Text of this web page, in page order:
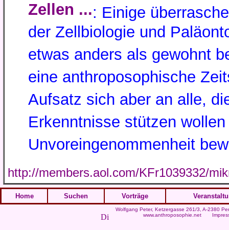
Zellen ...: Einige
der Zellbiologie und
etwas anders als gewohnt
eine anthroposophische
Aufsatz sich aber an alle,
Erkenntnisse stützen
Unvoreingenommenheit
http://members.aol.com/KFr1039332/
Home Suchen Vorträge
Wolfgang Peter, Ketzergasse 261/3, A-2380
www.anthroposophie.net